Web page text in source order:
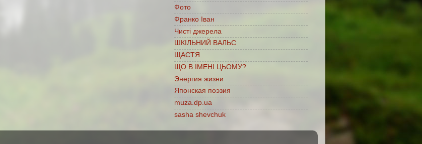
Фото
Франко Іван
Чисті джерела
ШКІЛЬНИЙ ВАЛЬС
ЩАСТЯ
ЩО В ІМЕНІ ЦЬОМУ?..
Энергия жизни
Японская поэзия
muza.dp.ua
sasha shevchuk